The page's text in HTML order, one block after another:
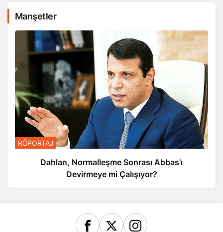
Manşetler
RÖPORTAJ
Dahlan, Normalleşme Sonrası Abbas’ı
Devirmeye mi Çalışıyor?